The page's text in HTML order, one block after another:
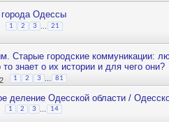
Одессы
1 2 3 21
Старые городские коммуникации:
знает о их истории и для чего они?
1 2 3 81
деление Одесской области /
1 2 3 14